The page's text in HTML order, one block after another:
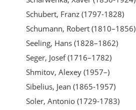
Schubert, Franz (1797-1828)
Schumann, Robert (1810–1856)
Seeling, Hans (1828–1862)
Seger, Josef (1716–1782)
Shmitov, Alexey (1957–)
Sibelius, Jean (1865-1957)
Soler, Antonio (1729-1783)